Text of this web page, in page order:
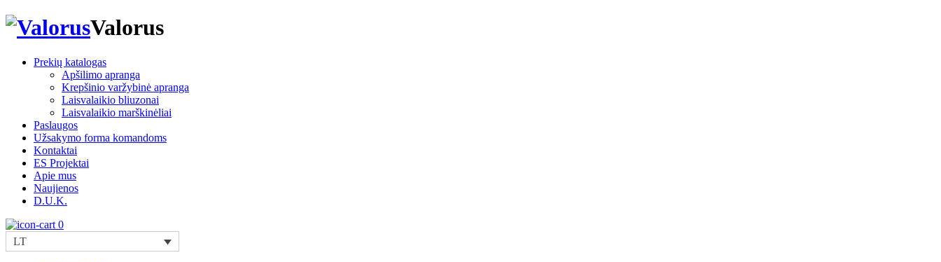
Valorus
Prekių katalogas
Apšilimo apranga
Krepšinio varžybinė apranga
Laisvalaikio bliuzonai
Laisvalaikio marškinėliai
Paslaugos
Užsakymo forma komandoms
Kontaktai
ES Projektai
Apie mus
Naujienos
D.U.K.
0
LT